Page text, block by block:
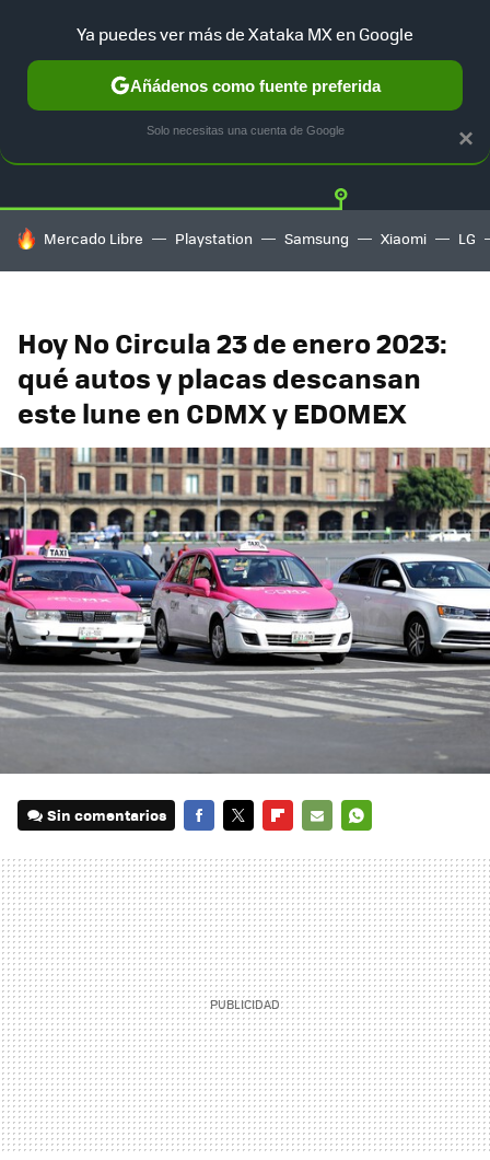
TESLA UBER AUTO ELECTRICO Twitter
HOY SE HABLA DE
Mercado Libre Playstation Samsung Xiaomi LG
Hoy No Circula 23 de enero 2023:
qué autos y placas descansan
este lune en CDMX y EDOMEX
Sin comentarios
MAIL
×
Ya puedes ver más de Xataka MX en Google
Añádenos como fuente preferida
Solo necesitas una cuenta de Google